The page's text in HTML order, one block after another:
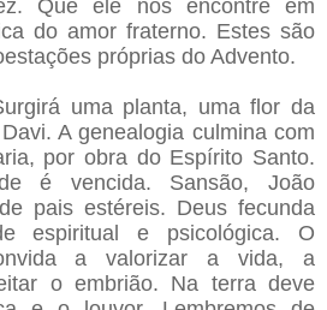
Que ele nos encontre em
do amor fraterno. Estes são
próprias do Advento.
uma planta, uma flor da
A genealogia culmina com
por obra do Espírito Santo.
é vencida. Sansão, João
pais estéreis. Deus fecunda
espiritual e psicológica. O
a valorizar a vida, a
o embrião. Na terra deve